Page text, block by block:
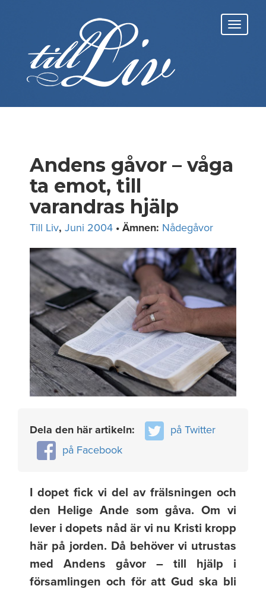
Andens gåvor – våga
ta emot, till
varandras hjälp
Till Liv, Juni 2004 • Ämnen: Nådegåvor
Dela den här artikeln:
på Twitter
på Facebook
I dopet fick vi del av frälsningen och
den Helige Ande som gåva. Om vi
lever i dopets nåd är vi nu Kristi kropp
här på jorden. Då behöver vi utrustas
med Andens gåvor – till hjälp i
församlingen och för att Gud ska bli